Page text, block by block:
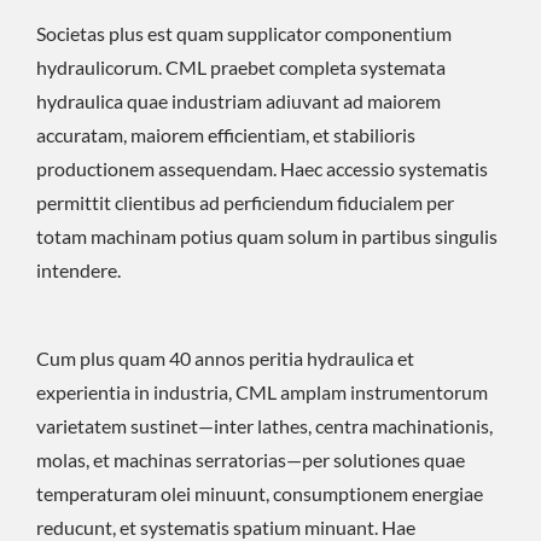
Societas plus est quam supplicator componentium
hydraulicorum. CML praebet completa systemata
hydraulica quae industriam adiuvant ad maiorem
accuratam, maiorem efficientiam, et stabilioris
productionem assequendam. Haec accessio systematis
permittit clientibus ad perficiendum fiducialem per
totam machinam potius quam solum in partibus singulis
intendere.
Cum plus quam 40 annos peritia hydraulica et
experientia in industria, CML amplam instrumentorum
varietatem sustinet—inter lathes, centra machinationis,
molas, et machinas serratorias—per solutiones quae
temperaturam olei minuunt, consumptionem energiae
reducunt, et systematis spatium minuant. Hae